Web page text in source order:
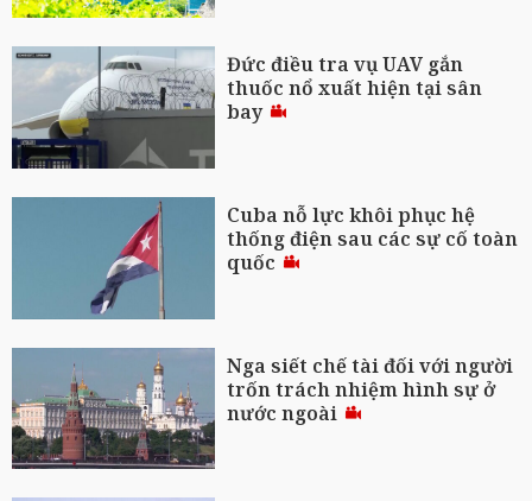
Đức điều tra vụ UAV gắn
thuốc nổ xuất hiện tại sân
bay
Cuba nỗ lực khôi phục hệ
thống điện sau các sự cố toàn
quốc
Nga siết chế tài đối với người
trốn trách nhiệm hình sự ở
nước ngoài